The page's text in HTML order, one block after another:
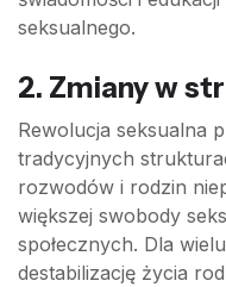
seksualnego.
2. Zmiany w
Rewolucja seksualna
tradycyjnych
rozwodów i rodzin
większej swobody
społecznych. Dla
destabilizację życia